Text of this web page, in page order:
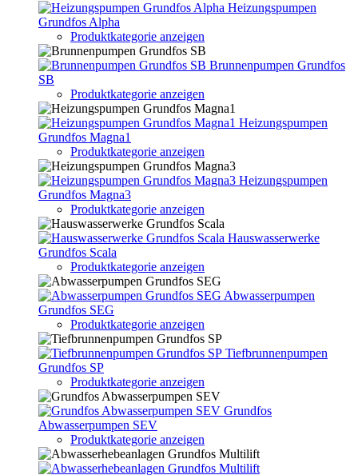
Heizungspumpen
Grundfos Alpha
Produktkategorie anzeigen
Brunnenpumpen Grundfos
SB
Produktkategorie anzeigen
Heizungspumpen
Grundfos Magna1
Produktkategorie anzeigen
Heizungspumpen
Grundfos Magna3
Produktkategorie anzeigen
Hauswasserwerke
Grundfos Scala
Produktkategorie anzeigen
Abwasserpumpen
Grundfos SEG
Produktkategorie anzeigen
Tiefbrunnenpumpen
Grundfos SP
Produktkategorie anzeigen
Grundfos
Abwasserpumpen SEV
Produktkategorie anzeigen